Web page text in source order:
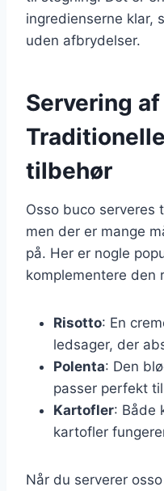
ingredienserne klar,
uden afbrydelser.
Servering
tilbehør
Osso buco serveres
men der er mange
på. Her er nogle
komplementere den
Risotto: En
ledsager, der
Polenta: Den
passer perfekt
Kartofler: Både
kartofler
Når du serverer